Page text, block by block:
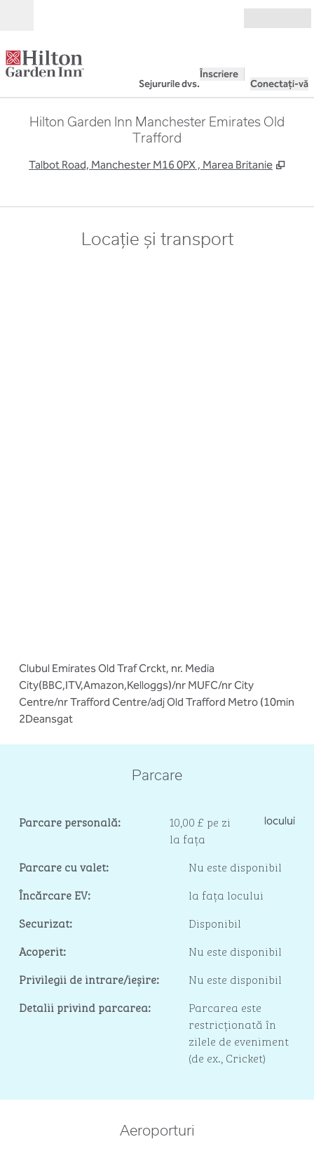
Sejururile dvs.
Înscriere
Conectați-vă
Hilton Garden Inn Manchester Emirates Old
Trafford
Talbot Road, Manchester M16 0PX , Marea Britanie ,
Locație și transport
Clubul Emirates Old Traf Crckt, nr. Media
City(BBC,ITV,Amazon,Kelloggs)/nr MUFC/nr City
Centre/nr Trafford Centre/adj Old Trafford Metro (10min
2Deansgat
Parcare
Parcare personală:
10,00 £ pe zi
la fața
locului
Parcare cu valet:
Nu este disponibil
Încărcare EV:
la fața locului
Securizat:
Disponibil
Acoperit:
Nu este disponibil
Privilegii de intrare/ieșire:
Nu este disponibil
Detalii privind parcarea:
Parcarea este
restricționată în
zilele de eveniment
(de ex., Cricket)
Aeroporturi